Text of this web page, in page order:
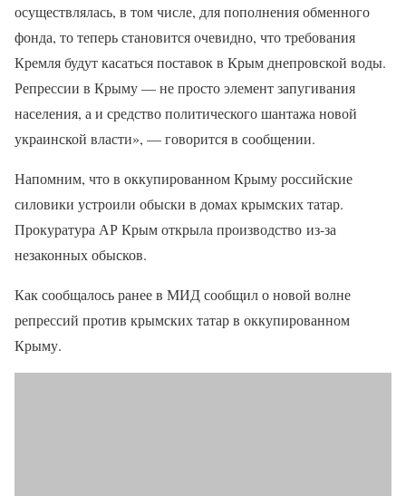
осуществлялась, в том числе, для пополнения обменного
фонда, то теперь становится очевидно, что требования
Кремля будут касаться поставок в Крым днепровской воды.
Репрессии в Крыму — не просто элемент запугивания
населения, а и средство политического шантажа новой
украинской власти», — говорится в сообщении.
Напомним, что в оккупированном Крыму российские
силовики устроили обыски в домах крымских татар.
Прокуратура АР Крым открыла производство из-за
незаконных обысков.
Как сообщалось ранее в МИД сообщил о новой волне
репрессий против крымских татар в оккупированном
Крыму.